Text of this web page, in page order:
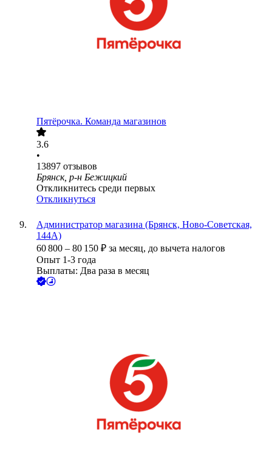
Пятёрочка. Команда магазинов
3.6
•
13897 отзывов
Брянск, р-н Бежицкий
Откликнитесь среди первых
Откликнуться
Администратор магазина (Брянск, Ново-Советская,
144А)
60 800 – 80 150 ₽ за месяц, до вычета налогов
Опыт 1-3 года
Выплаты: Два раза в месяц